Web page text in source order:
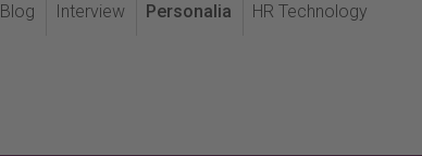
Blog Interview Personalia HR Technology